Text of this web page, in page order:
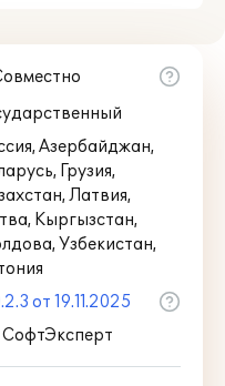
Азербайджан,
Грузия,
Латвия,
Кыргызстан,
Узбекистан,
от 19.11.2025
СофтЭксперт